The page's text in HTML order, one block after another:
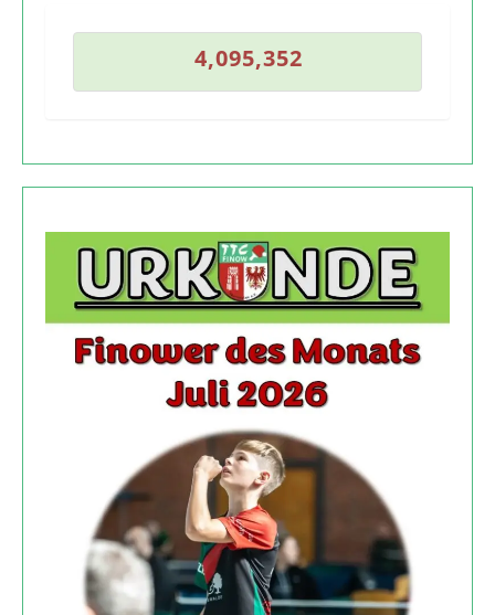
4
4
,
,
0
0
9
9
5
5
,
,
3
3
5
52
1